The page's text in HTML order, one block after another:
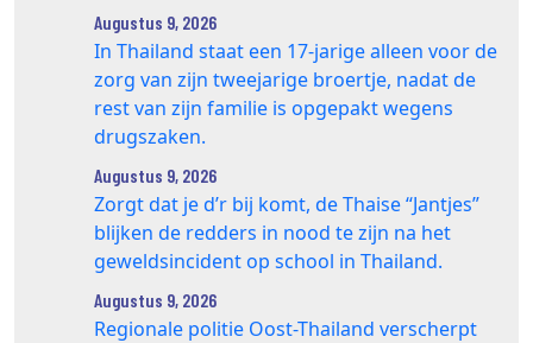
Augustus 9, 2026
In Thailand staat een 17‑jarige alleen voor de
zorg van zijn tweejarige broertje, nadat de
rest van zijn familie is opgepakt wegens
drugszaken.
Augustus 9, 2026
Zorgt dat je d’r bij komt, de Thaise “Jantjes”
blijken de redders in nood te zijn na het
geweldsincident op school in Thailand.
Augustus 9, 2026
Regionale politie Oost-Thailand verscherpt